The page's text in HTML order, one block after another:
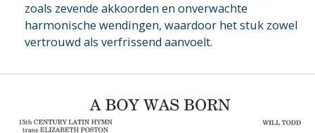
zoals zevende akkoorden en onverwachte
harmonische wendingen, waardoor het stuk zowel
vertrouwd als verfrissend aanvoelt.